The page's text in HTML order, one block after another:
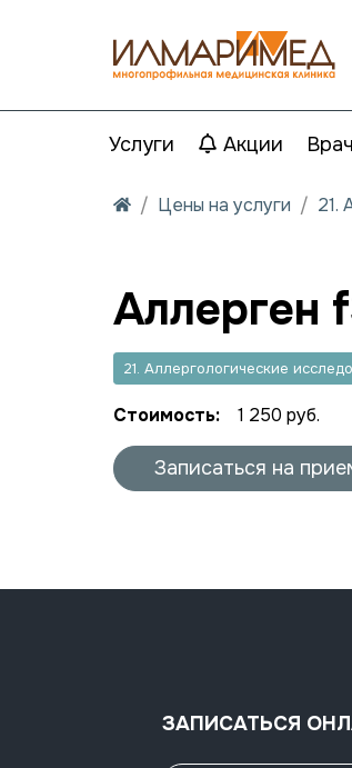
Услуги Акции
Цены на услуги 21.
Аллерген
21. Аллергологические
Стоимость: 1 250 руб.
Записаться на
ЗАПИСАТЬСЯ